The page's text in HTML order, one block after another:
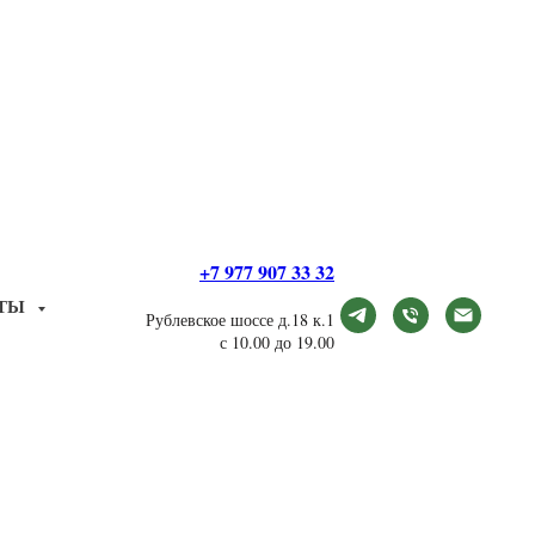
+7 977 907 33 32
Рублевское шоссе д.18 к.1
с 10.00 до 19.00